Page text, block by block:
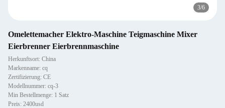
3/6
Omelettemacher Elektro-Maschine Teigmaschine Mixer
Eierbrenner Eierbrennmaschine
Herkunftsort: China
Markenname: cq
Zertifizierung: CE
Modellnummer: cq-3
Min Bestellmenge: 1 Satz
Preis: 2400usd